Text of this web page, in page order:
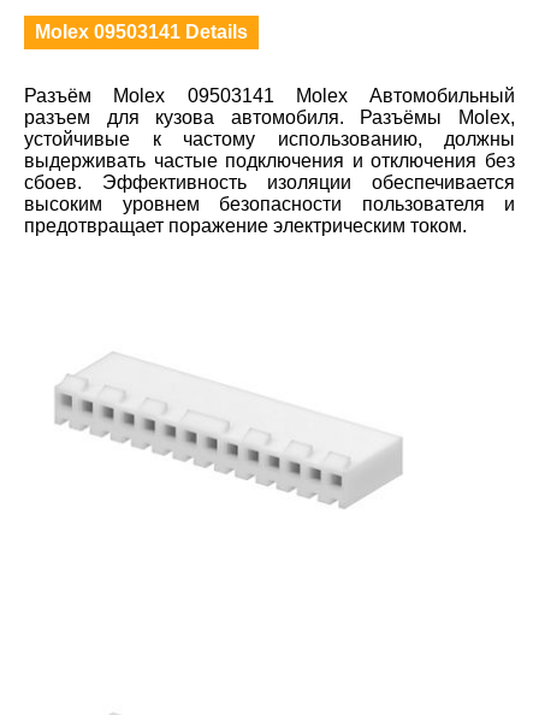
Molex 09503141 Details
Разъём Molex 09503141 Molex Автомобильный
разъем для кузова автомобиля. Разъёмы Molex,
устойчивые к частому использованию, должны
выдерживать частые подключения и отключения без
сбоев. Эффективность изоляции обеспечивается
высоким уровнем безопасности пользователя и
предотвращает поражение электрическим током.